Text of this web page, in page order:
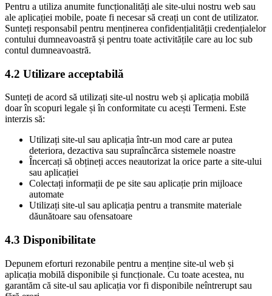
Pentru a utiliza anumite funcționalități ale site-ului nostru web sau
ale aplicației mobile, poate fi necesar să creați un cont de utilizator.
Sunteți responsabil pentru menținerea confidențialității credențialelor
contului dumneavoastră și pentru toate activitățile care au loc sub
contul dumneavoastră.
4.2 Utilizare acceptabilă
Sunteți de acord să utilizați site-ul nostru web și aplicația mobilă
doar în scopuri legale și în conformitate cu acești Termeni. Este
interzis să:
Utilizați site-ul sau aplicația într-un mod care ar putea
deteriora, dezactiva sau supraîncărca sistemele noastre
Încercați să obțineți acces neautorizat la orice parte a site-ului
sau aplicației
Colectați informații de pe site sau aplicație prin mijloace
automate
Utilizați site-ul sau aplicația pentru a transmite materiale
dăunătoare sau ofensatoare
4.3 Disponibilitate
Depunem eforturi rezonabile pentru a menține site-ul web și
aplicația mobilă disponibile și funcționale. Cu toate acestea, nu
garantăm că site-ul sau aplicația vor fi disponibile neîntrerupt sau